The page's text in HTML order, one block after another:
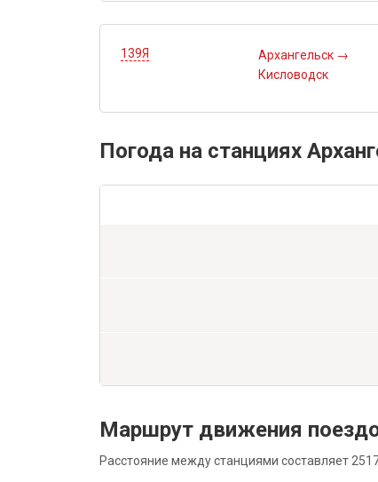
139Я Архангельск →
Кисловодск
Погода на станциях
Маршрут движения
Расстояние между станциями составляет